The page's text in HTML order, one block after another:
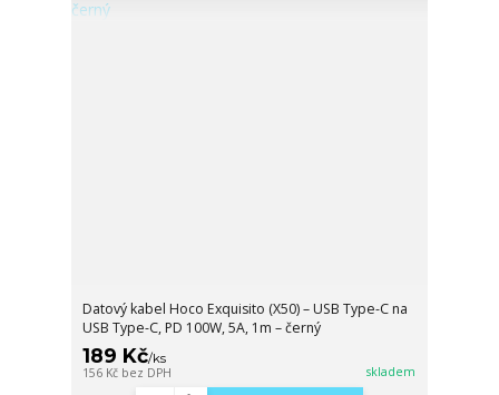
Datový kabel Hoco Exquisito (X50) – USB Type-C na
USB Type-C, PD 100W, 5A, 1m – černý
189 Kč/ks
156 Kč bez DPH skladem